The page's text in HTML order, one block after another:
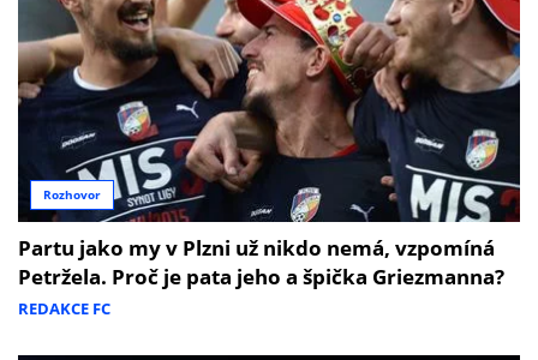
Rozhovor
Partu jako my v Plzni už nikdo nemá, vzpomíná
Petržela. Proč je pata jeho a špička Griezmanna?
REDAKCE FC